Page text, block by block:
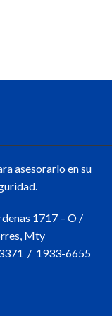
asesorarlo en su
1717 – O /
Mty
/ 1933-6655